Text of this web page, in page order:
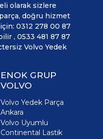
olarak sizlere
parça, doğru hizmet
0312 278 00 87
, 0533 481 87 87
Volvo Yedek
ENOK GRUP
VOLVO
Volvo Yedek Parça
Ankara
Volvo Uyumlu
Continental Lastik